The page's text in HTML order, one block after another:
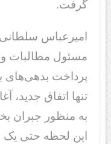
گرفت.
امیرعباس
مسئول مطالبات
پرداخت بدهی‌های
تنها اتفاق جدید،
به منظور جبران
این لحظه حتی یک